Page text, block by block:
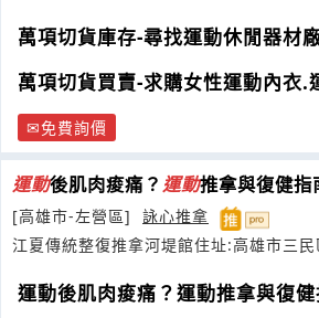
萬項切貨庫存-尋找運動休閒器材
萬項切貨買賣-求購女性運動內衣.
免費詢價
運動後肌肉痠痛？運動推拿與復健指
[高雄市-左營區]
詠心推拿
江夏傳統整復推拿河堤館住址:高雄市三
運動後肌肉痠痛？運動推拿與復